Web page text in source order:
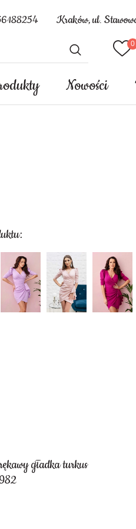
Kraków, ul.
Nowości
gładka turkus